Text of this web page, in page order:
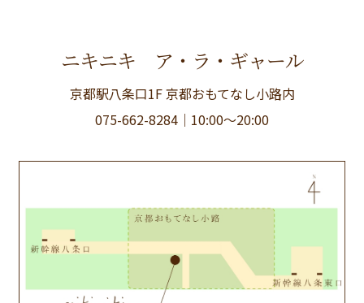
ニキニキ ア・ラ・ギャール
京都駅八条口1F 京都おもてなし小路内
075-662-8284 ｜10:00〜20:00